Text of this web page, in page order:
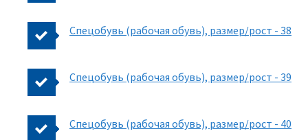
Спецобувь (рабочая обувь), размер/рост - 38
Спецобувь (рабочая обувь), размер/рост - 39
Спецобувь (рабочая обувь), размер/рост - 40